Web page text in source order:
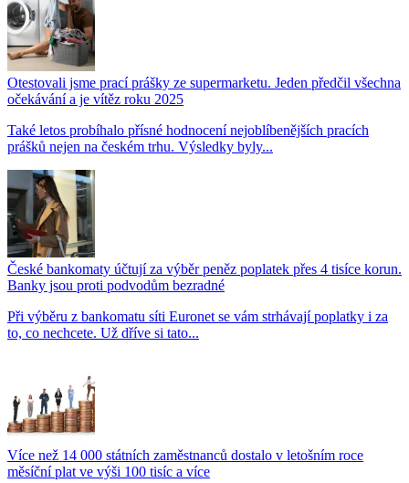
Otestovali jsme prací prášky ze supermarketu. Jeden předčil všechna
očekávání a je vítěz roku 2025
Také letos probíhalo přísné hodnocení nejoblíbenějších pracích
prášků nejen na českém trhu. Výsledky byly...
České bankomaty účtují za výběr peněz poplatek přes 4 tisíce korun.
Banky jsou proti podvodům bezradné
Při výběru z bankomatu síti Euronet se vám strhávají poplatky i za
to, co nechcete. Už dříve si tato...
Více než 14 000 státních zaměstnanců dostalo v letošním roce
měsíční plat ve výši 100 tisíc a více